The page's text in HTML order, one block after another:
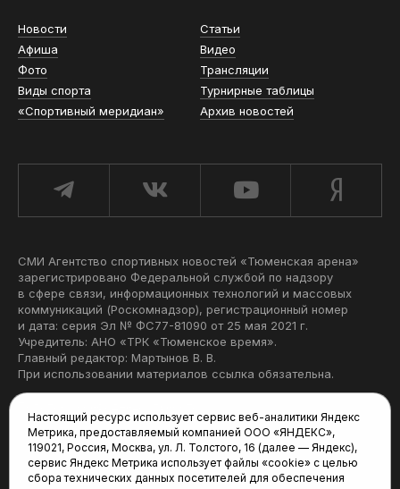
Новости
Статьи
Афиша
Видео
Фото
Трансляции
Виды спорта
Турнирные таблицы
«Спортивный меридиан»
Архив новостей
СМИ Агентство спортивных новостей «Тюменская арена»
зарегистрировано Федеральной службой по надзору
в сфере связи, информационных технологий и массовых
коммуникаций (Роскомнадзор), регистрационный номер
и дата: серия Эл № ФС77-81090 от 25 мая 2021 г.
Учредитель: АНО «ТРК «Тюменское время».
Главный редактор: Мартынов В. В.
При использовании материалов ссылка обязательна.
Редакция:
625035, Тюмень, пр. Геологоразведчиков, 28А
(3452) 68-22-28
Настоящий ресурс использует сервис веб-аналитики Яндекс
Метрика, предоставляемый компанией ООО «ЯНДЕКС»,
119021, Россия, Москва, ул. Л. Толстого, 16 (далее — Яндекс),
сервис Яндекс Метрика использует файлы «cookie» с целью
сбора технических данных посетителей для обеспечения